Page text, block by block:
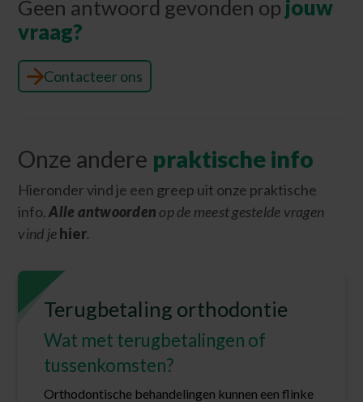
Geen antwoord gevonden op jouw
vraag?
Contacteer ons
Onze andere praktische info
Hieronder vind je een greep uit onze praktische
info.Alle antwoorden op de meest gestelde vragen
vind jehier.
Terugbetaling orthodontie
Wat met terugbetalingen of
tussenkomsten?
Orthodontische behandelingen kunnen een flinke